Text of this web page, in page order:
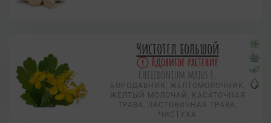
Чистотел большой
Ядовитое растение
Chelidonium majus L.
БОРОДАВНИК, ЖЕЛТОМОЛОЧНИК,
ЖЕЛТЫЙ МОЛОЧАЙ, КАСАТОЧНАЯ
ТРАВА, ЛАСТОВИЧНАЯ ТРАВА,
ЧИСТУХА